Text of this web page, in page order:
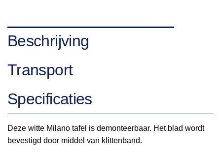
Beschrijving
Transport
Specificaties
Deze witte Milano tafel is demonteerbaar. Het blad wordt
bevestigd door middel van klittenband.